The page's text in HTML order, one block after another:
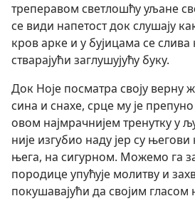
треперавом светлошћу уљане
се види напетост док слушају
кров арке и у бујицама се
стварајући заглушујућу буку.
Док Ноје посматра своју верну
сина и снахе, срце му је
овом најмрачнијем тренутку у
није изгубио наду јер су
њега, на сигурном. Можемо га
породице упућује молитву и
покушавајући да својим гласом